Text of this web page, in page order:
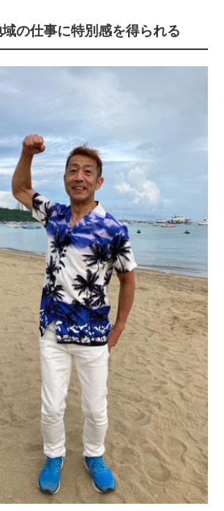
の仕事に特別感を得られる